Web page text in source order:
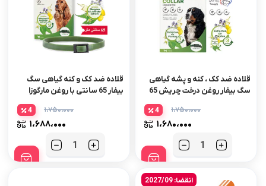
قلاده ضد کک ، کنه و پشه گیاهی
سگ بیفار روغن درخت چریش 65
۱،۷۵۰،۰۰۰
۱،۶۸۰،۰۰۰
4
تعداد
قلاده ضد کک و کنه گیاهی سگ
بیفار 65 سانتی با روغن مارگوزا
۱،۷۵۰،۰۰۰
۱،۶۸۸،۰۰۰
4
تعداد
انقضا: 2027/09